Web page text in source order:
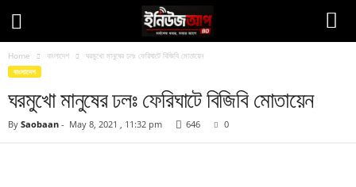
Home বাংলাদেশ ঘরমুখো মানুষের ঢলঃ ফেরিঘাটে বিজিবি মোতায়েন
বাংলাদেশ
ঘরমুখো মানুষের ঢলঃ ফেরিঘাটে বিজিবি মোতায়েন
By Saobaan - May 8, 2021 , 11:32 pm 646 0